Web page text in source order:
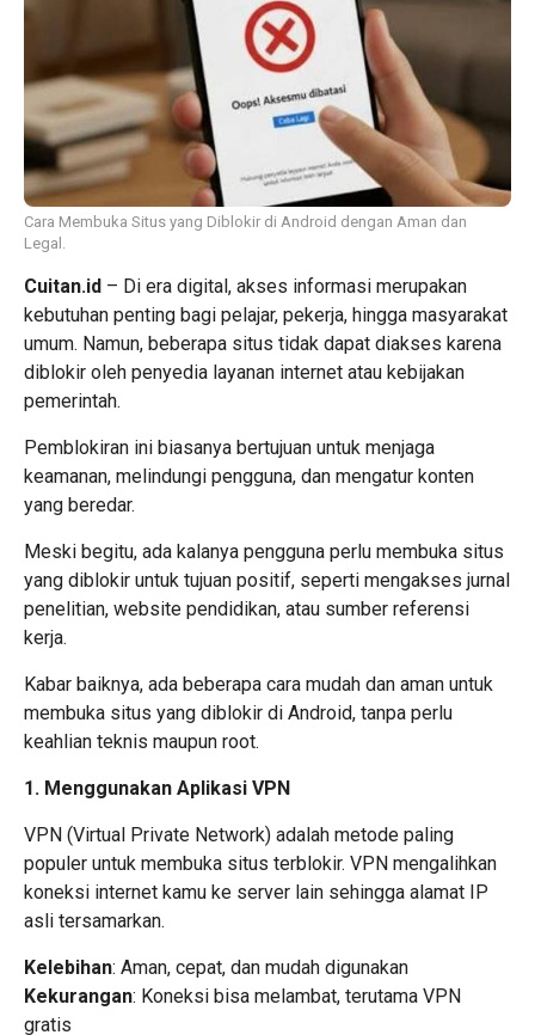
Cara Membuka Situs yang Diblokir di Android dengan Aman dan
Legal.
Cuitan.id – Di era digital, akses informasi merupakan
kebutuhan penting bagi pelajar, pekerja, hingga masyarakat
umum. Namun, beberapa situs tidak dapat diakses karena
diblokir oleh penyedia layanan internet atau kebijakan
pemerintah.
Pemblokiran ini biasanya bertujuan untuk menjaga
keamanan, melindungi pengguna, dan mengatur konten
yang beredar.
Meski begitu, ada kalanya pengguna perlu membuka situs
yang diblokir untuk tujuan positif, seperti mengakses jurnal
penelitian, website pendidikan, atau sumber referensi
kerja.
Kabar baiknya, ada beberapa cara mudah dan aman untuk
membuka situs yang diblokir di Android, tanpa perlu
keahlian teknis maupun root.
1. Menggunakan Aplikasi VPN
VPN (Virtual Private Network) adalah metode paling
populer untuk membuka situs terblokir. VPN mengalihkan
koneksi internet kamu ke server lain sehingga alamat IP
asli tersamarkan.
Kelebihan: Aman, cepat, dan mudah digunakan
Kekurangan: Koneksi bisa melambat, terutama VPN
gratis